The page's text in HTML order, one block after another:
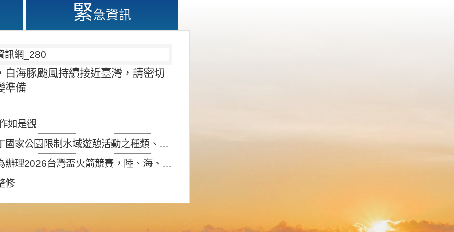
緊急資訊
海豚颱風持續接近臺灣，請密切
準備
如是觀
制水域遊憩活動之種類、範圍、時間及行為」，自即日生效。
盃火箭競賽，陸、海、空域警戒及協調相關事宜，因颱風備案事宜
修